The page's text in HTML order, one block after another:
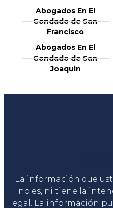
Abogados En El
Condado de San
Francisco
Abogados En El
Condado de San
Joaquin
La información que
no es, ni tiene la
legal. La información